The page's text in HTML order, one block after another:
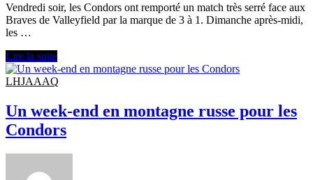
Vendredi soir, les Condors ont remporté un match très serré face aux
Braves de Valleyfield par la marque de 3 à 1. Dimanche après-midi,
les …
Une
première
période
face
aux
Cobras
Terrebonne
Lire la suite
LHJAAAQ
Un week-end en montagne russe pour les
Condors